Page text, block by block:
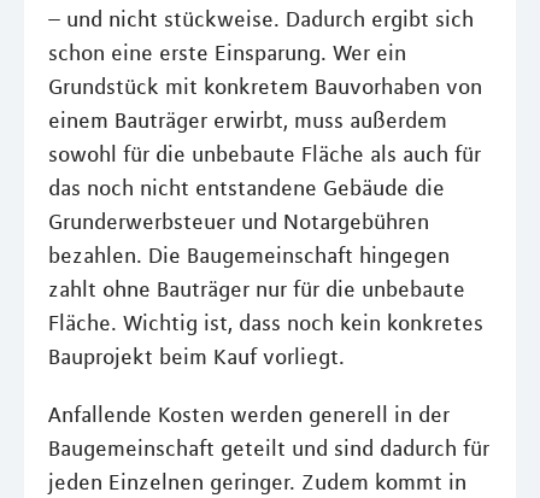
– und nicht stückweise. Dadurch ergibt sich
schon eine erste Einsparung. Wer ein
Grundstück mit konkretem Bauvorhaben von
einem Bauträger erwirbt, muss außerdem
sowohl für die unbebaute Fläche als auch für
das noch nicht entstandene Gebäude die
Grunderwerbsteuer und Notargebühren
bezahlen. Die Baugemeinschaft hingegen
zahlt ohne Bauträger nur für die unbebaute
Fläche. Wichtig ist, dass noch kein konkretes
Bauprojekt beim Kauf vorliegt.
Anfallende Kosten werden generell in der
Baugemeinschaft geteilt und sind dadurch für
jeden Einzelnen geringer. Zudem kommt in